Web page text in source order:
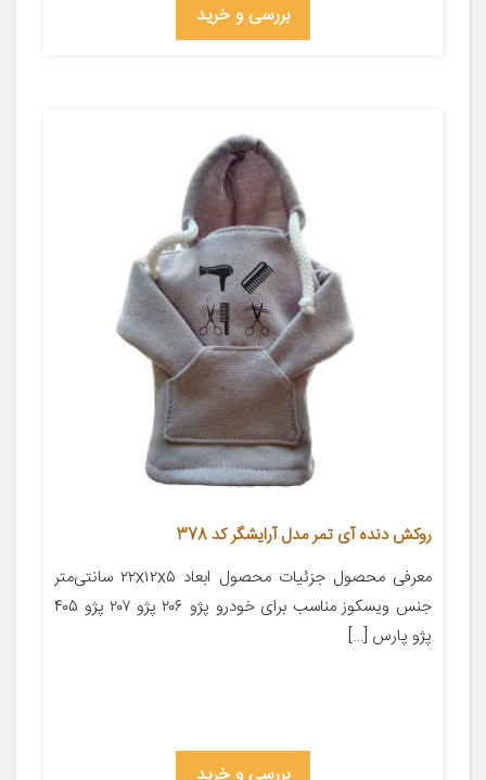
بررسی و خرید
روکش دنده آی تمر مدل آرایشگر کد 378
معرفی محصول جزئیات محصول ابعاد ۲۲x۱۲x۵ سانتی‌متر
جنس ویسکوز مناسب برای خودرو پژو ۲۰۶ پژو ۲۰۷ پژو ۴۰۵
پژو پارس […]